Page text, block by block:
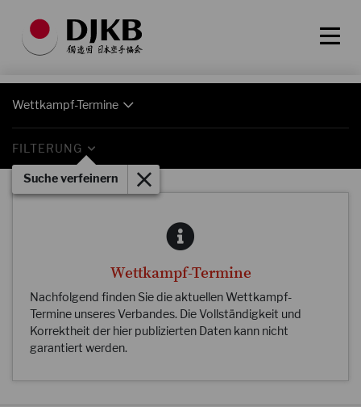
Wettkampf-Termine
Suche verfeinern
FILTERUNG
Wettkampf-Termine
Nachfolgend finden Sie die aktuellen Wettkampf-
Termine unseres Verbandes. Die Vollständigkeit und
Korrektheit der hier publizierten Daten kann nicht
garantiert werden.